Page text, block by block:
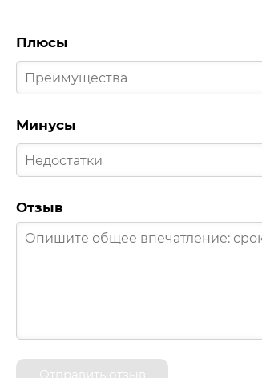
Плюсы
Минусы
Отзыв
Отправить отзыв